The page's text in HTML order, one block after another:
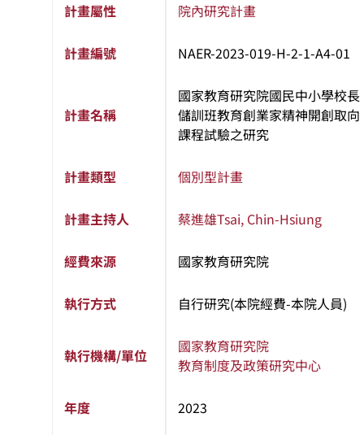
計畫屬性 院內研究計畫
計畫編號 NAER-2023-019-H-2-1-A4-01
計畫名稱
國家教育研究院國民中小學校長
儲訓班教育創業家精神開創取向
課程試驗之研究
計畫類型 個別型計畫
計畫主持人 蔡進雄Tsai, Chin-Hsiung
經費來源 國家教育研究院
執行方式 自行研究(本院經費-本院人員)
執行機構/單位
國家教育研究院
教育制度及政策研究中心
年度 2023